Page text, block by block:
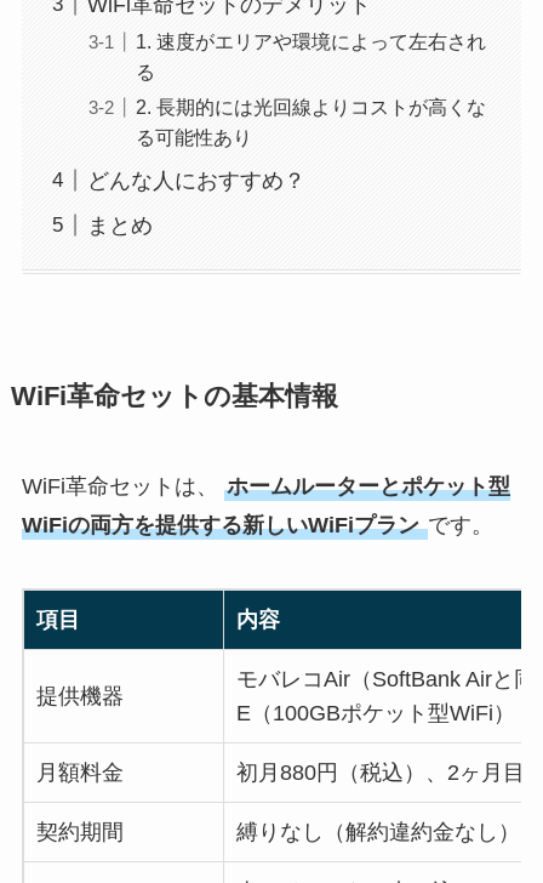
1. 速度がエリアや環境によって左右され
る
2. 長期的には光回線よりコストが高くな
る可能性あり
どんな人におすすめ？
まとめ
WiFi革命セットの基本情報
WiFi革命セットは、 ホームルーターとポケット型
WiFiの両方を提供する新しいWiFiプラン です。
項目 内容
提供機器
モバレコAir（SoftBank Airと
E（100GBポケット型WiFi）
月額料金 初月880円（税込）、2ヶ月目
契約期間 縛りなし（解約違約金なし）